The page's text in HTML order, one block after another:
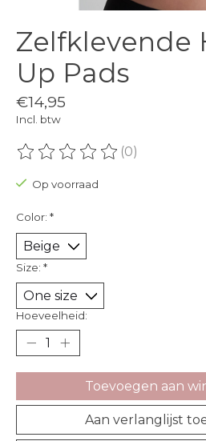
Zelfklevende
Up Pads
€14,95
Incl. btw
De beoordeling van dit
(0)
Op voorraad
Color: *
Size: *
Hoeveelheid:
Toevoegen aan
Aan verlanglijst